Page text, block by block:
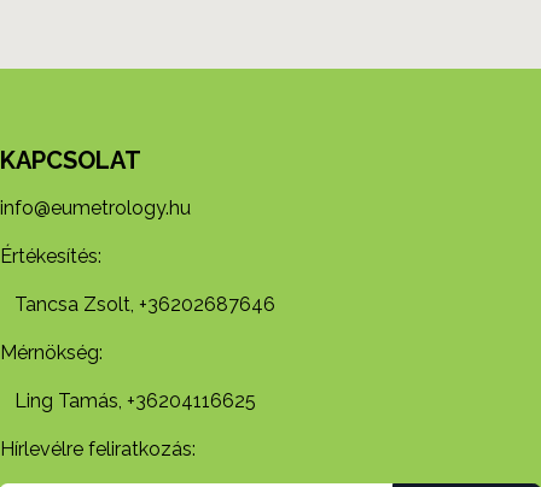
KAPCSOLAT
info@eumetrology.hu
Értékesítés:
Tancsa Zsolt, +36202687646
Mérnökség:
Ling Tamás, +36204116625
Hírlevélre feliratkozás: